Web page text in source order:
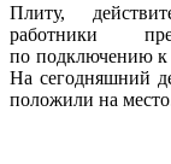
Плиту,
работники
по подключению к
На сегодняшний
положили на